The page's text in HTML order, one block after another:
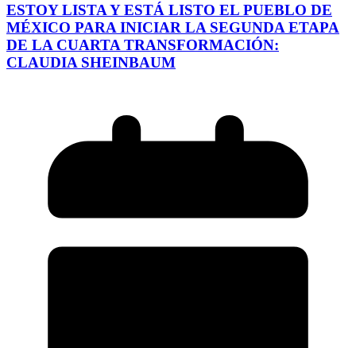
ESTOY LISTA Y ESTÁ LISTO EL PUEBLO DE
MÉXICO PARA INICIAR LA SEGUNDA ETAPA
DE LA CUARTA TRANSFORMACIÓN:
CLAUDIA SHEINBAUM